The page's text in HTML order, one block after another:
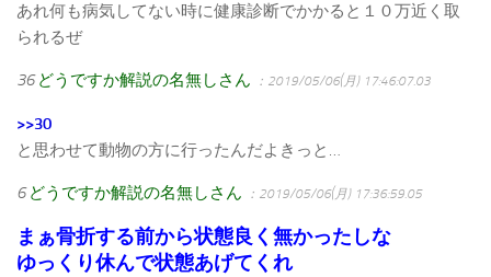
あれ何も病気してない時に健康診断でかかると１０万近く取
られるぜ
36 どうですか解説の名無しさん ：2019/05/06(月) 17:46:07.03
>>30
と思わせて動物の方に行ったんだよきっと…
6 どうですか解説の名無しさん ：2019/05/06(月) 17:36:59.05
まぁ骨折する前から状態良く無かったしな
ゆっくり休んで状態あげてくれ